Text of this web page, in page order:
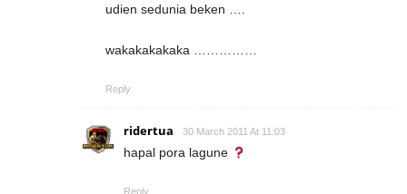
udien sedunia beken ….
wakakakakaka ……………
Reply
ridertua 30 March 2011 At 11:03
hapal pora lagune
Reply